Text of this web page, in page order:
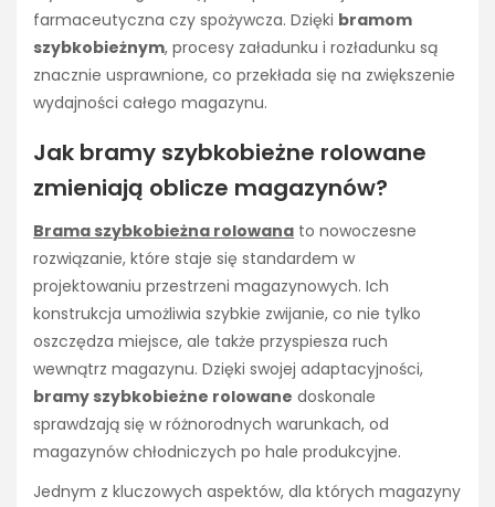
farmaceutyczna czy spożywcza. Dzięki bramom
szybkobieżnym, procesy załadunku i rozładunku są
znacznie usprawnione, co przekłada się na zwiększenie
wydajności całego magazynu.
Jak bramy szybkobieżne rolowane
zmieniają oblicze magazynów?
Brama szybkobieżna rolowana to nowoczesne
rozwiązanie, które staje się standardem w
projektowaniu przestrzeni magazynowych. Ich
konstrukcja umożliwia szybkie zwijanie, co nie tylko
oszczędza miejsce, ale także przyspiesza ruch
wewnątrz magazynu. Dzięki swojej adaptacyjności,
bramy szybkobieżne rolowane doskonale
sprawdzają się w różnorodnych warunkach, od
magazynów chłodniczych po hale produkcyjne.
Jednym z kluczowych aspektów, dla których magazyny